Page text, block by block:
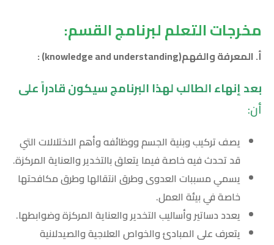
مخرجات التعلم لبرنامج القسم:
أ. المعرفة والفهم(knowledge and understanding)
:
بعد إنهاء الطالب لهذا البرنامج سيكون قادراً على
أن:
يصف تركيب وبنية الجسم ووظائفه وأهم الاختلالات التي
قد تحدث فيه خاصة فيما يتعلق بالتخدير والعناية المركزة.
يسمي مسببات العدوى وطرق انتقالها وطرق مكافحتها
خاصة في بيئة العمل.
يعدد دساتير وأساليب التخدير والعناية المركزة وضوابطها.
يتعرف على المبادئ والخواص العلاجية والصيدلانية